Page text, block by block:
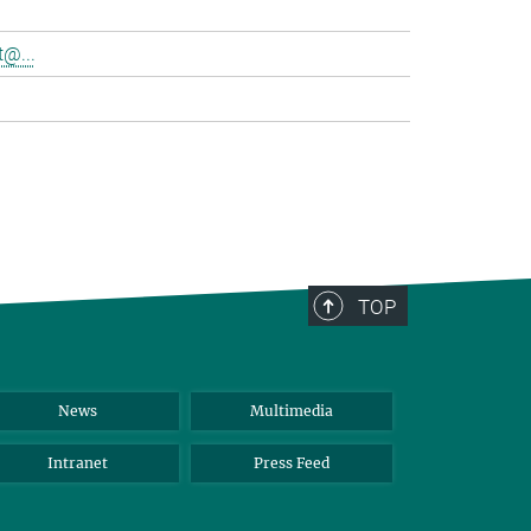
TOP
News Multimedia
Intranet Press Feed